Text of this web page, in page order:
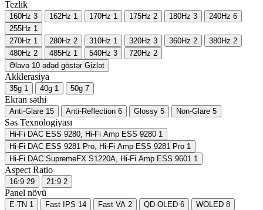
Tezlik
160Hz 3 162Hz 1 170Hz 1 175Hz 2 180Hz 3 240Hz 6
255Hz 1
270Hz 1 280Hz 2 310Hz 1 320Hz 3 360Hz 2 380Hz 2
480Hz 2 485Hz 1 540Hz 3 720Hz 2
Əlavə 10 ədəd göstər Gizlət
Akklerasiya
35g 1 40g 1 50g 7
Ekran səthi
Anti-Glare 15 Anti-Reflection 6 Glossy 5 Non-Glare 5
Səs Texnologiyası
Hi-Fi DAC ESS 9280, Hi-Fi Amp ESS 9280 1
Hi-Fi DAC ESS 9281 Pro, Hi-Fi Amp ESS 9281 Pro 1
Hi-Fi DAC SupremeFX S1220A, Hi-Fi Amp ESS 9601 1
Aspect Ratio
16:9 29 21:9 2
Panel növü
E-TN 1 Fast IPS 14 Fast VA 2 QD-OLED 6 WOLED 8